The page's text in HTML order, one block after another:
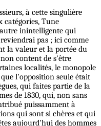
à cette singulière
catégories, Tune
inintelligente qui
pas ; ici comme
la valeur et la portée du
content de s'être
localités, le monopole
l'opposition seule était
qui faites partie de la
de 1830, qui, non sans
puissamment à
qui sont si chères et qui
aujourd'hui des hommes